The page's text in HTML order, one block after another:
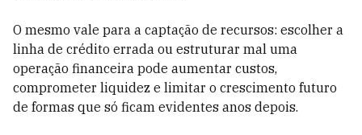
O mesmo vale para a captação de recursos: escolher a
linha de crédito errada ou estruturar mal uma
operação financeira pode aumentar custos,
comprometer liquidez e limitar o crescimento futuro
de formas que só ficam evidentes anos depois.